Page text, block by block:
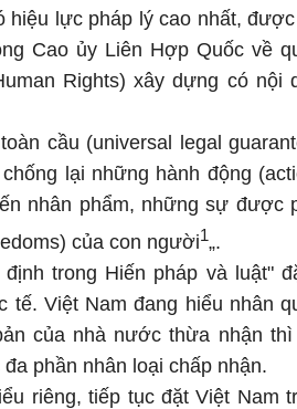
lực pháp lý cao nhất,
Cao ủy Liên Hợp Quốc về
Rights) xây dựng có nội
cầu (universal legal
lại những hành động
nhân phẩm, những sự được
của con người1„.
trong Hiến pháp và luật"
Việt Nam đang hiểu nhân
của nhà nước thừa nhận
phần nhân loại chấp nhận.
riêng, tiếp tục đặt Việt Nam